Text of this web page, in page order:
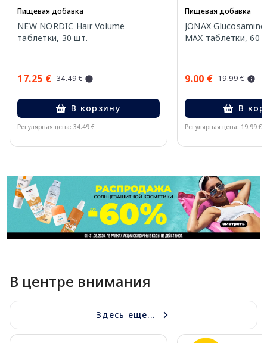
Пищевая добавка
NEW NORDIC Hair Volume
таблетки, 30 шт.
17.25 € 34.49 €
В корзину
Регулярная цена: 34.49 €
Пищевая добавка
JONAX
MAX таблетки, 60
9.00 € 19.99 €
В
Регулярная цена: 19.99 €
В центре внимания
Здесь еще...